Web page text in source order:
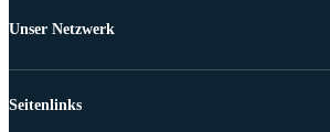
Unser Netzwerk
Seitenlinks